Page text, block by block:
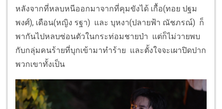
หลังจากที่หลบหนีออกมาจากที่คุมขังได้ เกื้อ(ทอย ปฐม
พงศ์), เดือน(หญิง รฐา) และ บุหงา(ปลายฟ้า ณัชภรณ์) ก็
พากันไปหลบซ่อนตัวในกระท่อมชายป่า แต่ก็ไม่วายพบ
กับกลุ่มคนร้ายที่บุกเข้ามาทำร้าย และตั้งใจจะเผาปิดปาก
พวกเขาทั้งเป็น